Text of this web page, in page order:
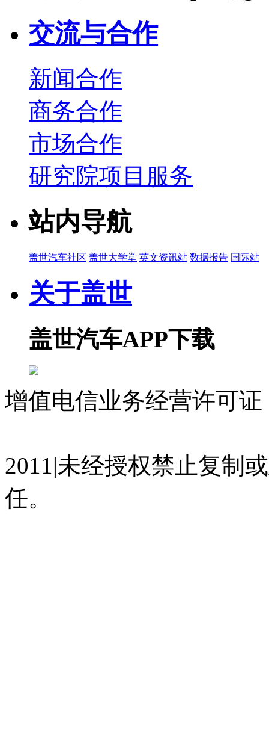
交流与合作
新闻合作
商务合作
市场合作
研究院项目服务
站内导航
盖世汽车社区 盖世大学堂 英文资讯站 数据报告 国际站
关于盖世
盖世汽车APP下载
增值电信业务经营许可
2011|未经授权禁止复制
任。